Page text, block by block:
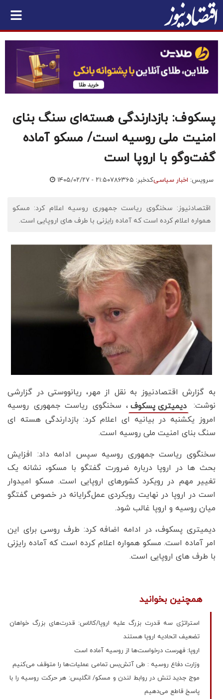
پسکوف: بازدارندگی هسته‌ای سنگ بنای
امنیت ملی روسیه است/ مسکو آماده
گفت‌وگو با اروپا است
سرویس: اخبار سیاسیکدخبر: ۷۸۶۳۶۵ ۱۴۰۵/۰۲/۲۷ - ۲۱:۵۰
اقتصادنیوز: سخنگوی ریاست جمهوری روسیه اعلام کرد: مسکو
همواره اعلام کرده است که آماده رایزنی با طرف های اروپایی است.
به گزارش اقتصادنیوز به نقل از مهر، ریانووستی در گزارشی
نوشت:
دیمیتری پسکوف ، سخنگوی ریاست جمهوری روسیه
امروز یکشنبه در بیانیه ای اعلام کرد: بازدارندگی هسته‌ ای
سنگ بنای امنیت ملی روسیه است.
سخنگوی ریاست جمهوری روسیه سپس ادامه داد: افزایش
بحث‌ ها در اروپا درباره ضرورت گفتگو با مسکو، نشانه یک
تغییر مهم در رویکرد کشورهای اروپایی است. مسکو امیدوار
است در اروپا در نهایت رویکردی عمل‌گرایانه در خصوص گفتگو
میان روسیه و اروپا غالب شود.
دیمیتری پسکوف، در ادامه اضافه کرد: طرف روسی برای این
امر آماده است. مسکو همواره اعلام کرده است که آماده رایزنی
با طرف های اروپایی است.
همچنین بخوانید
استراتژی سه قدرت بزرگ علیه اروپا/کالاس: قدرت‌های بزرگ خواهان
تضعیف اتحادیه اروپا هستند
اروپا: فهرست درخواست‌ها از روسیه آماده است
وزارت دفاع روسیه : طی آتش‌بس تمامی عملیات‌ها را متوقف می‌کنیم
موج جدید تنش در روابط لندن و مسکو/ انگلیس: هر حرکت روسیه را با
پاسخ قاطع می‌دهیم